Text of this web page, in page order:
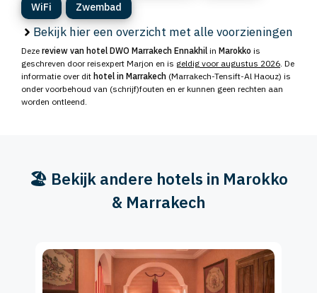
WiFi Zwembad
Bekijk hier een overzicht met alle voorzieningen
Deze review van hotel DWO Marrakech Ennakhil in Marokko is
geschreven door reisexpert Marjon en is geldig voor augustus 2026. De
informatie over dit hotel in Marrakech (Marrakech-Tensift-Al Haouz) is
onder voorbehoud van (schrijf)fouten en er kunnen geen rechten aan
worden ontleend.
🏖️ Bekijk andere hotels in Marokko
& Marrakech